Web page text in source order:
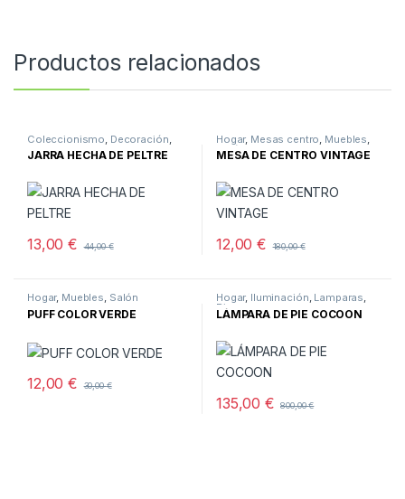
Productos relacionados
Coleccionismo Decoración
Hogar , Varios
JARRA HECHA DE PELTRE
13,00€ 44,00€
Hogar, Mesas centro Muebles
Salón
MESA DE CENTRO VINTAGE
12,00€ 180,00€
Hogar, Muebles, Salón
PUFF COLOR VERDE
12,00€ 30,00€
Hogar, Iluminación, Lamparas,
Pie
LÁMPARA DE PIE COCOON
135,00€ 800,00€